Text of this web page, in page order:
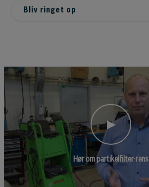
Bliv ringet op
Hør om partikelfilter-rens